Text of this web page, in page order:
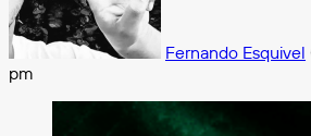
Fernando Esquivel
pm